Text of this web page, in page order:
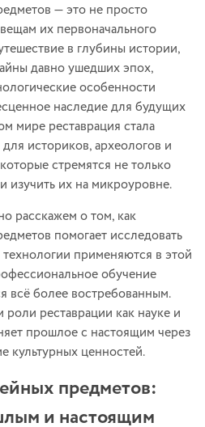
— это не просто
их первоначального
в глубины истории,
давно ушедших эпох,
особенности
наследие для будущих
мире реставрация стала
историков, археологов и
стремятся не только
изучить их на микроуровне.
расскажем о том, как
помогает исследовать
применяются в этой
обучение
всё более востребованным.
реставрации как науке и
прошлое с настоящим через
культурных ценностей.
предметов:
и настоящим